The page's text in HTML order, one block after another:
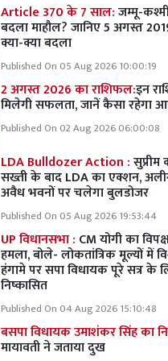
Article 370 के 7 साल:जम्मू-
बदला माहौल? जानिए 5 अगस्त
क्या-क्या बदला
Published On 05 Aug 2026 10:00:19
2 अगस्त 2026 का राशिफल:इन
मिलेगी सफलता, जानें कैसा रहेगा
Published On 02 Aug 2026 06:00:08
LDA Bulldozer Action :सुप्रीम
सख्ती के बाद LDA का एक्शन,
अवैध भवनों पर चलेगा बुलडोजर
Published On 05 Aug 2026 19:53:44
UP विधानसभा : CM योगी का
हमला, बोले- लोकतांत्रिक मूल्यों में
हंगामे पर सपा विधायक पूरे सत्र के
निष्कासित
Published On 04 Aug 2026 15:10:48
बसपा विधायक उमाशंकर सिंह का
मायावती ने जताया दुख